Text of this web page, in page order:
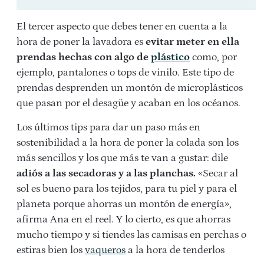
El tercer aspecto que debes tener en cuenta a la
hora de poner la lavadora es evitar meter en ella
prendas hechas con algo de plástico como, por
ejemplo, pantalones o tops de vinilo. Este tipo de
prendas desprenden un montón de microplásticos
que pasan por el desagüe y acaban en los océanos.
Los últimos tips para dar un paso más en
sostenibilidad a la hora de poner la colada son los
más sencillos y los que más te van a gustar: dile
adiós a las secadoras y a las planchas. «Secar al
sol es bueno para los tejidos, para tu piel y para el
planeta porque ahorras un montón de energía»,
afirma Ana en el reel. Y lo cierto, es que ahorras
mucho tiempo y si tiendes las camisas en perchas o
estiras bien los vaqueros a la hora de tenderlos